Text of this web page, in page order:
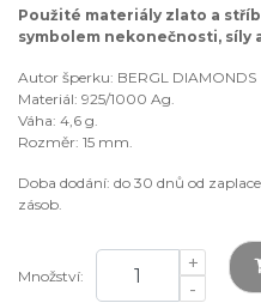
Použité materiály zlato a
symbolem nekonečnosti, síly
Autor šperku: BERGL DIAMONDS
Materiál: 925/1000 Ag.
Váha: 4,6 g.
Rozměr: 15 mm.
Doba dodání: do 30 dnů od
zásob.
Množství:
+
-